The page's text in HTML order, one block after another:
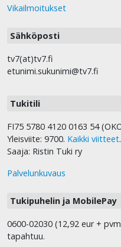
Vikailmoitukset
Sähköposti
tv7(at)tv7.fi
etunimi.sukunimi@tv7.fi
Tukitili
FI75 5780 4120 0163 54
Yleisviite: 9700. Kaikki viitteet.
Saaja: Ristin Tuki ry
Palvelunkuvaus
Tukipuhelin ja MobilePay
0600-02030 (12,92 eur +
tapahtuu.